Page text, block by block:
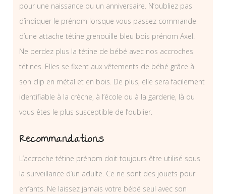
pour une naissance ou un anniversaire. N’oubliez pas
d’indiquer le prénom lorsque vous passez commande
d’une attache tétine grenouille bleu bois prénom Axel.
Ne perdez plus la tétine de bébé avec nos accroches
tétines. Elles se fixent aux vêtements de bébé grâce à
son clip en métal et en bois. De plus, elle sera facilement
identifiable à la crèche, à l’école ou à la garderie, là ou
vous êtes le plus susceptible de l’oublier.
Recommandations
L’accroche tétine prénom doit toujours être utilisé sous
la surveillance d’un adulte. Ce ne sont des jouets pour
enfants. Ne laissez jamais votre bébé seul avec son